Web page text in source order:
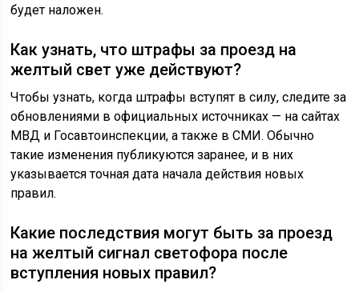
будет наложен.
Как узнать, что штрафы за проезд на
желтый свет уже действуют?
Чтобы узнать, когда штрафы вступят в силу, следите за
обновлениями в официальных источниках — на сайтах
МВД и Госавтоинспекции, а также в СМИ. Обычно
такие изменения публикуются заранее, и в них
указывается точная дата начала действия новых
правил.
Какие последствия могут быть за проезд
на желтый сигнал светофора после
вступления новых правил?